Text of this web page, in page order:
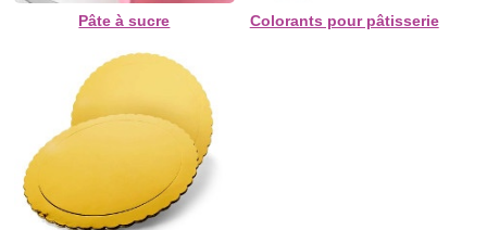
Pâte à sucre Colorants pour pâtisserie